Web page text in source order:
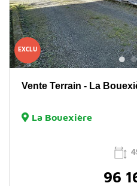
EXCLU
Vente Terrain - La
La Bouexière
96